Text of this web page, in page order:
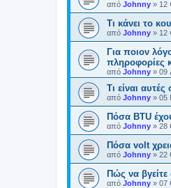
από Johnny » 12
Τι κάνει το
από Johnny » 12
Για ποιον
πληροφορίες
από Johnny » 09
Τι είναι
από Johnny » 05
Πόσα BTU
από Johnny » 28
Πόσα volt
από Johnny » 22
Πώς να
από Johnny » 07